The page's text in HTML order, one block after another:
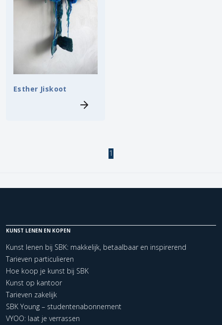
Esther Jiskoot
1
KUNST LENEN EN KOPEN
Kunst lenen bij SBK: makkelijk, betaalbaar en inspirerend
Tarieven particulieren
Hoe koop je kunst bij SBK
Kunst op kantoor
Tarieven zakelijk
SBK Young – studentenabonnement
VYOO: laat je verrassen